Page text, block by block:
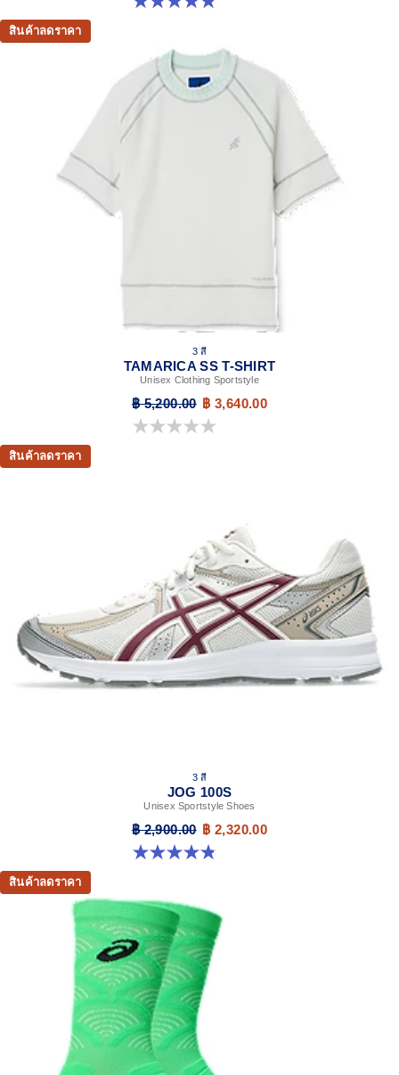
สินค้าลดราคา
3 สี
TAMARICA SS T-SHIRT
Unisex Clothing Sportstyle
฿ 5,200.00 ฿ 3,640.00
0.0 จาก 5 ดาว
สินค้าลดราคา
3 สี
JOG 100S
Unisex Sportstyle Shoes
฿ 2,900.00 ฿ 2,320.00
4.8 จาก 5 ดาว 49 รีวิว
สินค้าลดราคา